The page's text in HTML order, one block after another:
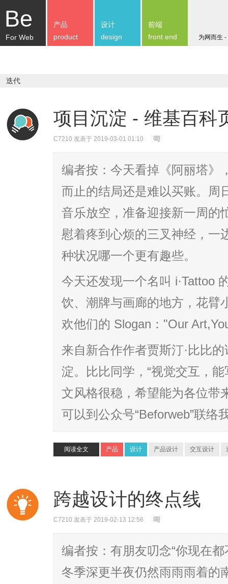
Be
For Web 为网而生
产品
product
设计
design
前端
front end
迭代
项目沉淀 - 维基百科
C7210 发表于 2019-03-01 01:10
编者按：今天看掉《阿丽塔》
而止的结局还是难以买账。周
音乐放空，准备迎接新一周的
慰着疼到心烦的三叉神经，一
种状况哪一个更有趣些。
今天还发现一个名叫 i·Tattoo
饮、潮牌与画廊的地方，花臂
欢他们的 Slogan："Our
来自新合作作者贾斯汀·比比
淀。比比同学，“视觉交互，
文风格很稳，希望能为各位带
可以到公众号“Beforweb”联络
阅读全文 产品 设计 产品设计 交互设计
跨越设计的终点线
C7210 发表于 2019-02-13 12:56
编者按：有朋友叨念“你现在
冬季深更半夜仍然雨雨雨着的